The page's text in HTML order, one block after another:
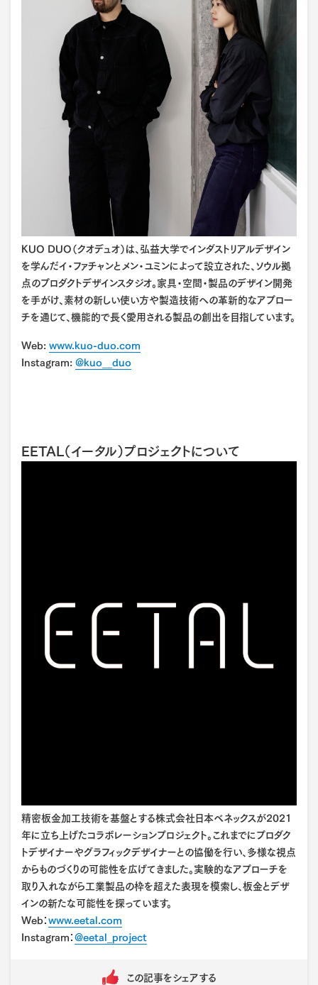
KUO DUO（クオデュオ）は、弘益大学でインダストリアルデザイン
を学んだイ・ファチャンとメン・ユミンによって設立された、ソウル拠
点のプロダクトデザインスタジオ。家具・空間・製品のデザイン開発
を手がけ、素材の新しい使い方や製造技術への革新的なアプロー
チを通じて、機能的で長く愛用される製品の創出を目指しています。
Web:www.kuo-duo.com
Instagram:@kuo__duo
EETAL（イータル）プロジェクトについて
精密板金加工技術を基盤とする株式会社日本ベネックスが2021
年に立ち上げたコラボレーションプロジェクト。これまでにプロダク
トデザイナーやグラフィックデザイナーとの協働を行い、多様な視点
からものづくりの可能性を広げてきました。実験的なアプローチを
取り入れながら工業製品の枠を超えた表現を模索し、板金とデザ
インの新たな可能性を探っています。
Web：www.eetal.com
Instagram：@eetal_project
この記事をシェアする